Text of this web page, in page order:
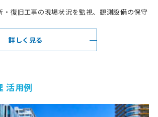
・復旧工事の現場状況を監視、観測設備の保守
詳しく見る
活用例